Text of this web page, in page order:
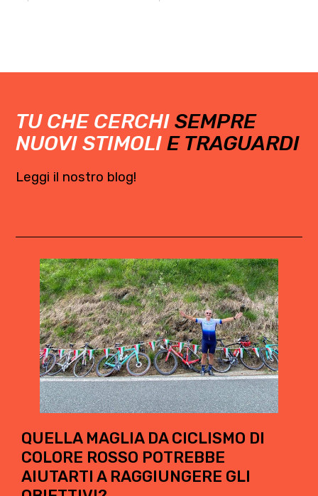
TU CHE CERCHISEMPRE
NUOVI STIMOLIE TRAGUARDI
Leggi il nostro blog!
QUELLA MAGLIA DA CICLISMO DI
COLORE ROSSO POTREBBE
AIUTARTI A RAGGIUNGERE GLI